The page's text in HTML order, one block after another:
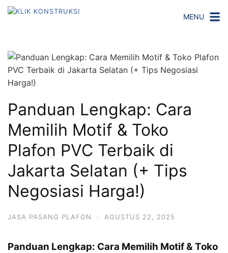
Langsung
MENU
Panduan Lengkap: Cara
Memilih Motif & Toko
Plafon PVC Terbaik di
Jakarta Selatan (+ Tips
Negosiasi Harga!)
JASA PASANG PLAFON · AGUSTUS 22, 2025
Panduan Lengkap: Cara Memilih Motif & Toko